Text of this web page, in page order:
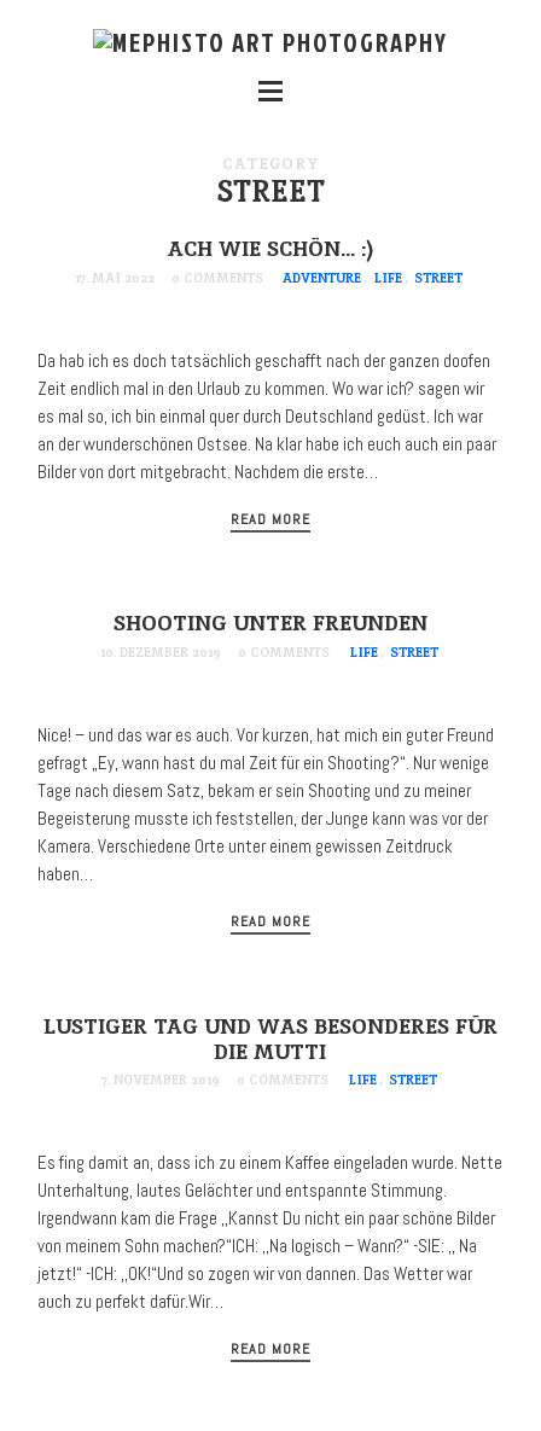
CATEGORY
STREET
ACH WIE SCHÖN… :)
17. MAI 2022 0 COMMENTS ADVENTURE , LIFE , STREET
Da hab ich es doch tatsächlich geschafft nach der ganzen doofen
Zeit endlich mal in den Urlaub zu kommen. Wo war ich? sagen wir
es mal so, ich bin einmal quer durch Deutschland gedüst. Ich war
an der wunderschönen Ostsee. Na klar habe ich euch auch ein paar
Bilder von dort mitgebracht. Nachdem die erste…
READ MORE
SHOOTING UNTER FREUNDEN
10. DEZEMBER 2019 0 COMMENTS LIFE , STREET
Nice! – und das war es auch. Vor kurzen, hat mich ein guter Freund
gefragt „Ey, wann hast du mal Zeit für ein Shooting?“. Nur wenige
Tage nach diesem Satz, bekam er sein Shooting und zu meiner
Begeisterung musste ich feststellen, der Junge kann was vor der
Kamera. Verschiedene Orte unter einem gewissen Zeitdruck
haben…
READ MORE
LUSTIGER TAG UND WAS BESONDERES FÜR
DIE MUTTI
7. NOVEMBER 2019 0 COMMENTS LIFE , STREET
Es fing damit an, dass ich zu einem Kaffee eingeladen wurde. Nette
Unterhaltung, lautes Gelächter und entspannte Stimmung.
Irgendwann kam die Frage ,,Kannst Du nicht ein paar schöne Bilder
von meinem Sohn machen?“ICH: ,,Na logisch – Wann?“ -SIE: ,, Na
jetzt!“ -ICH: ,,OK!“Und so zogen wir von dannen. Das Wetter war
auch zu perfekt dafür.Wir…
READ MORE